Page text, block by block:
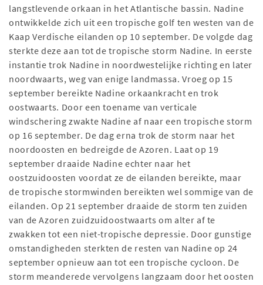
langstlevende orkaan in het Atlantische bassin. Nadine
ontwikkelde zich uit een tropische golf ten westen van de
Kaap Verdische eilanden op 10 september. De volgde dag
sterkte deze aan tot de tropische storm Nadine. In eerste
instantie trok Nadine in noordwestelijke richting en later
noordwaarts, weg van enige landmassa. Vroeg op 15
september bereikte Nadine orkaankracht en trok
oostwaarts. Door een toename van verticale
windschering zwakte Nadine af naar een tropische storm
op 16 september. De dag erna trok de storm naar het
noordoosten en bedreigde de Azoren. Laat op 19
september draaide Nadine echter naar het
oostzuidoosten voordat ze de eilanden bereikte, maar
de tropische stormwinden bereikten wel sommige van de
eilanden. Op 21 september draaide de storm ten zuiden
van de Azoren zuidzuidoostwaarts om alter af te
zwakken tot een niet-tropische depressie. Door gunstige
omstandigheden sterkten de resten van Nadine op 24
september opnieuw aan tot een tropische cycloon. De
storm meanderede vervolgens langzaam door het oosten